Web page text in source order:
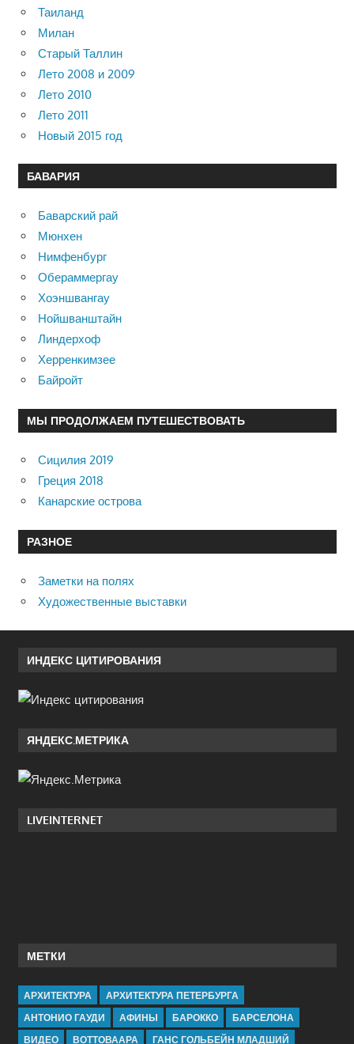
Таиланд
Милан
Старый Таллин
Лето 2008 и 2009
Лето 2010
Лето 2011
Новый 2015 год
БАВАРИЯ
Баварский рай
Мюнхен
Нимфенбург
Обераммергау
Хоэншвангау
Нойшванштайн
Линдерхоф
Херренкимзее
Байройт
МЫ ПРОДОЛЖАЕМ ПУТЕШЕСТВОВАТЬ
Сицилия 2019
Греция 2018
Канарские острова
РАЗНОЕ
Заметки на полях
Художественные выставки
ИНДЕКС ЦИТИРОВАНИЯ
ЯНДЕКС.МЕТРИКА
LIVEINTERNET
МЕТКИ
АРХИТЕКТУРА
АРХИТЕКТУРА ПЕТЕРБУРГА
АНТОНИО ГАУДИ
АФИНЫ БАРОККО
БАРСЕЛОНА
ВИДЕО
ВОТТОВААРА ГАНС ГОЛЬБЕЙН МЛАДШИЙ